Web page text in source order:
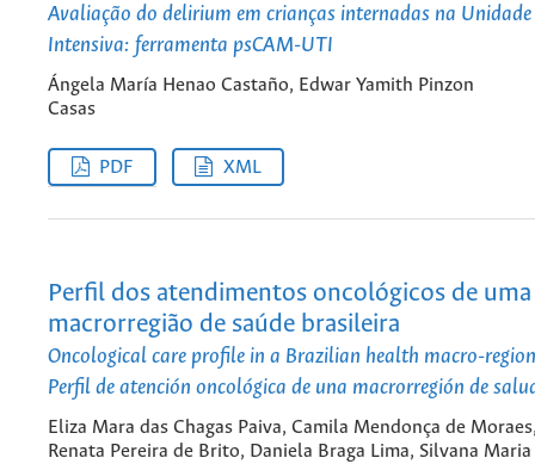
Avaliação do delirium em crianças internadas na Unidade
Intensiva: ferramenta psCAM-UTI
Ángela María Henao Castaño, Edwar Yamith Pinzon
Casas
PDF XML
Perfil dos atendimentos oncológicos de uma
macrorregião de saúde brasileira
Oncological care profile in a Brazilian health macro-region
Perfil de atención oncológica de una macrorregión de
Eliza Mara das Chagas Paiva, Camila Mendonça de
Renata Pereira de Brito, Daniela Braga Lima, Silvana